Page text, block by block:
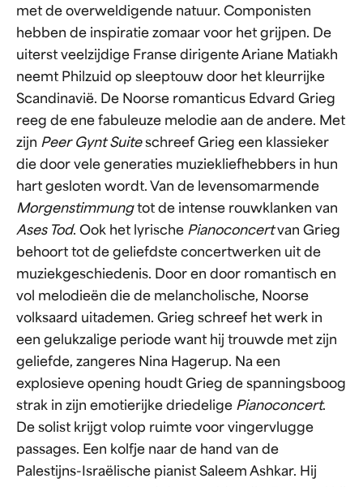
met de overweldigende natuur. Componisten
hebben de inspiratie zomaar voor het grijpen. De
uiterst veelzijdige Franse dirigente Ariane Matiakh
neemt Philzuid op sleeptouw door het kleurrijke
Scandinavië. De Noorse romanticus Edvard Grieg
reeg de ene fabuleuze melodie aan de andere. Met
zijn Peer Gynt Suiteschreef Grieg een klassieker
die door vele generaties muziekliefhebbers in hun
hart gesloten wordt. Van de levensomarmende
Morgenstimmungtot de intense rouwklanken van
Ases Tod. Ook het lyrische Pianoconcertvan Grieg
behoort tot de geliefdste concertwerken uit de
muziekgeschiedenis. Door en door romantisch en
vol melodieën die de melancholische, Noorse
volksaard uitademen. Grieg schreef het werk in
een gelukzalige periode want hij trouwde met zijn
geliefde, zangeres Nina Hagerup. Na een
explosieve opening houdt Grieg de spanningsboog
strak in zijn emotierijke driedelige Pianoconcert.
De solist krijgt volop ruimte voor vingervlugge
passages. Een kolfje naar de hand van de
Palestijns-Israëlische pianist Saleem Ashkar. Hij